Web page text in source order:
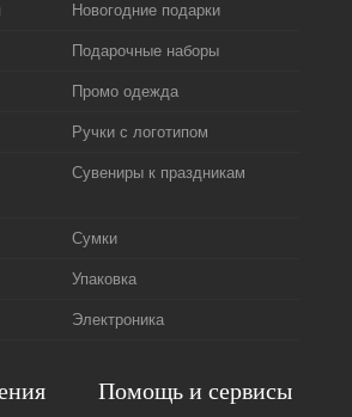
Новогодние подарки
Подарочные наборы
Промо одежда
Ручки с логотипом
Сувениры к праздникам
Сумки
Упаковка
Электроника
Помощь и сервисы